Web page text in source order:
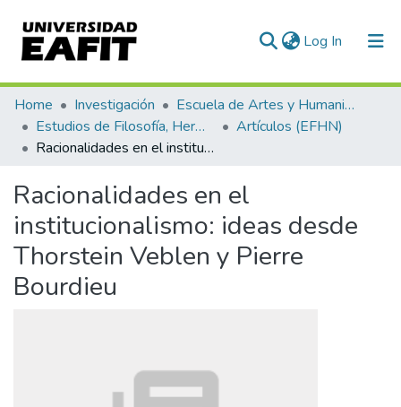
Log In (current)
Communities & Collections
All of DSpace
Home Investigación
Escuela de Artes y Humanidades
Estudios de Filosofía, Hermenéutica y Narrativas
Artículos (EFHN)
Racionalidades en el institucionalismo: ideas desde Thorstein Veblen y Pierre Bourdieu
Racionalidades en el
institucionalismo: ideas desde
Thorstein Veblen y Pierre
Bourdieu